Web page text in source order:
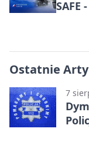
SAFE
Ostatnie
7